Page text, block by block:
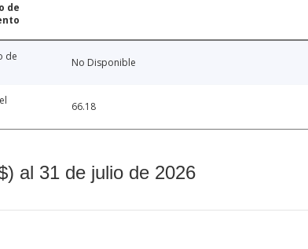
de
de
No Disponible
66.18
al 31 de julio de 2026